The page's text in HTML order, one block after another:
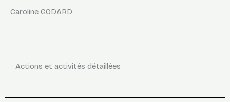
Caroline GODARD
Actions et activités détaillées